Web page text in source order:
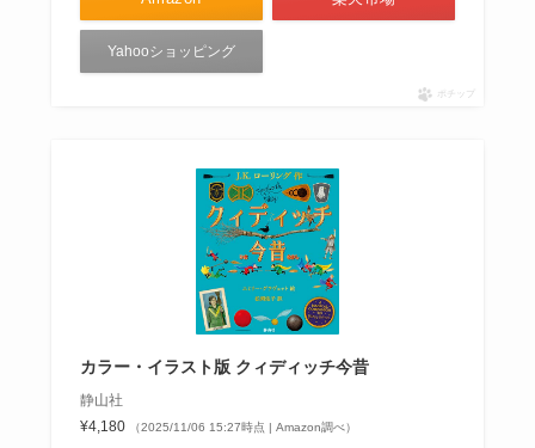
Yahooショッピング
ポチップ
カラー・イラスト版 クィディッチ今昔
静山社
¥4,180
（2025/11/06 15:27時点 | Amazon調べ）